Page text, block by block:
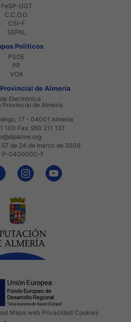
FeSP-UGT
C.C.O.O.
CSI-F
SEPAL
Políticos
PSOE
PP
VOX
de Almería
Electrónica
Provincial de Almería
17 - 04001 Almería
100 Fax: 950 211 131
57 de 24 de marzo de 2009
P-0400000-F
Mapa web Privacidad Cookies